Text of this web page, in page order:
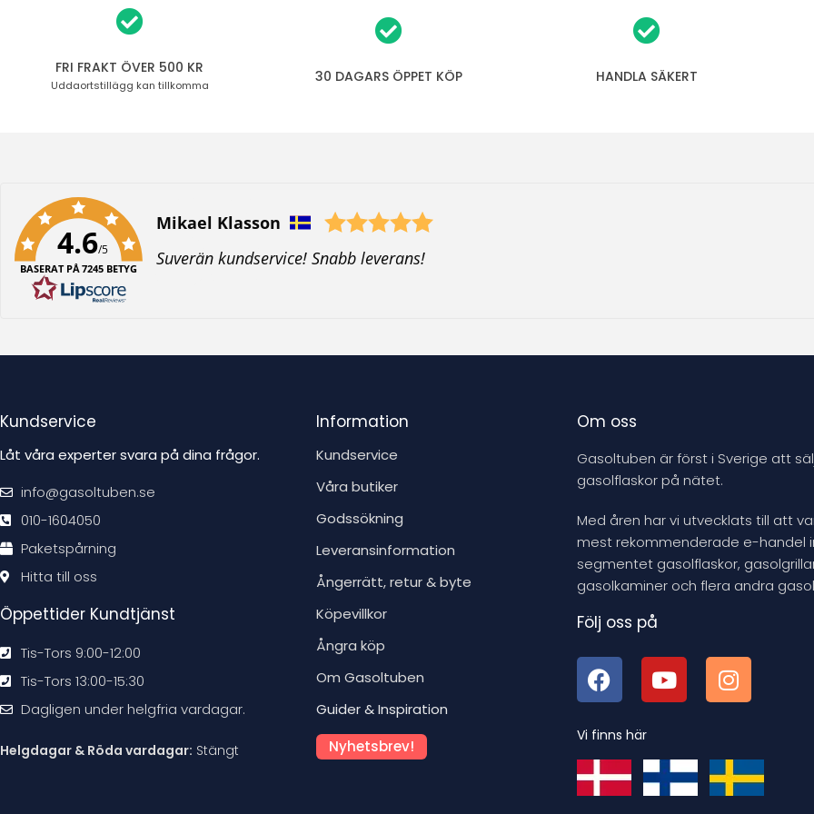
FRI FRAKT ÖVER 500 KR
Uddaortstillägg kan tillkomma 30 DAGARS ÖPPET KÖP HANDLA SÄKERT
4.6/5
BASERAT PÅ 7245 BETYG
Författare:
Mikael Klasson
T
Suverän kundservice! Snabb leverans!
Kundservice
Låt våra experter svara på dina frågor.
info@gasoltuben.se
010-1604050
Paketspårning
Hitta till oss
Öppettider Kundtjänst
Tis-Tors 9:00-12:00
Tis-Tors 13:00-15:30
Dagligen under helgfria vardagar.
Helgdagar & Röda vardagar: Stängt
Information
Kundservice
Våra butiker
Godssökning
Leveransinformation
Ångerrätt, retur & byte
Köpevillkor
Ångra köp
Om Gasoltuben
Guider & Inspiration
Nyhetsbrev!
Om oss
Gasoltuben är först i Sverige att
gasolflaskor på nätet.
Med åren har vi utvecklats till att
mest rekommenderade e-handel
segmentet gasolflaskor,
gasolkaminer och flera andra
Följ oss på
Vi finns här